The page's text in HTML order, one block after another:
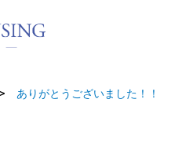
ありがとうございました！！